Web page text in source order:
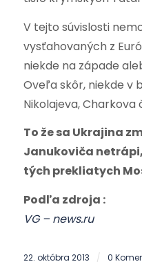
V tejto súvislosti
vysťahovaných z
niekde na západe
Oveľa skôr, niekde v
Nikolajeva, Charkova
To že sa Ukrajina
Janukoviča
tých prekliatych
Podľa zdroja :
VG – news.ru
22. októbra 2013 / 0